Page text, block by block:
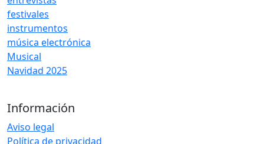
festivales
instrumentos
música electrónica
Musical
Navidad 2025
Información
Aviso legal
Política de privacidad